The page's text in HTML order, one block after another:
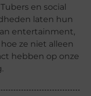
en social
laten hun
entertainment,
ze niet alleen
hebben op onze